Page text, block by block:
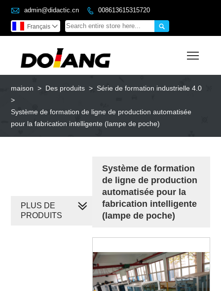
 admin@didactic.cn  008613615315720

Français 
maison > Des produits > Série de formation industrielle 4.0
>
Système de formation de ligne de production automatisée
pour la fabrication intelligente (lampe de poche)
Système de formation
de ligne de production
automatisée pour la
fabrication intelligente
(lampe de poche)
PLUS DE
PRODUITS